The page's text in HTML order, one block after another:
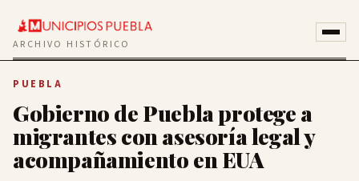
ARCHIVO HISTÓRICO
PUEBLA
Gobierno de Puebla protege a
migrantes con asesoría legal y
acompañamiento en EUA